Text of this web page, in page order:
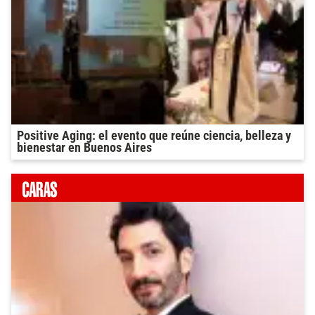
Positive Aging: el evento que reúne ciencia, belleza y
bienestar en Buenos Aires